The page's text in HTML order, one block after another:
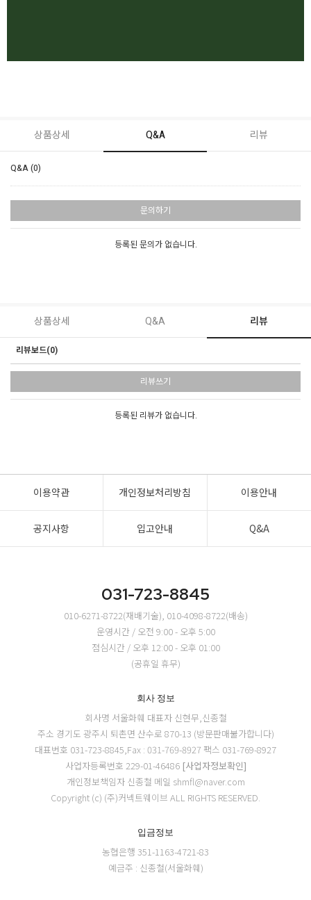
상품상세 Q&A 리뷰
Q&A (0)
문의하기
등록된 문의가 없습니다.
상품상세 Q&A 리뷰
리뷰보드(0)
리뷰쓰기
등록된 리뷰가 없습니다.
이용약관 개인정보처리방침 이용안내
공지사항 입고안내 Q&A
031-723-8845
010-6271-8722(재배기술), 010-4098-8722(배송)
운영시간 / 오전 9:00 - 오후 5:00
점심시간 / 오후 12:00 - 오후 01:00
(공휴일 휴무)
회사 정보
회사명 서울화훼 대표자 신현무,신종철
주소 경기도 광주시 퇴촌면 산수로 870-13 (방문판매불가합니다)
대표번호 031-723-8845,Fax : 031-769-8927 팩스 031-769-8927
사업자등록번호 229-01-46486 [사업자정보확인]
개인정보책임자 신종철 메일 shmfl@naver.com
Copyright (c) (주)커넥트웨이브 ALL RIGHTS RESERVED.
입금정보
농협은행 351-1163-4721-83
예금주 : 신종철(서울화훼)